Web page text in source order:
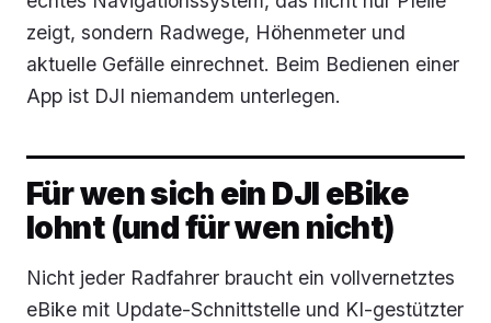
zeigt, sondern Radwege, Höhenmeter und
aktuelle Gefälle einrechnet. Beim Bedienen einer
App ist DJI niemandem unterlegen.
Für wen sich ein DJI eBike
lohnt (und für wen nicht)
Nicht jeder Radfahrer braucht ein vollvernetztes
eBike mit Update-Schnittstelle und KI-gestützter